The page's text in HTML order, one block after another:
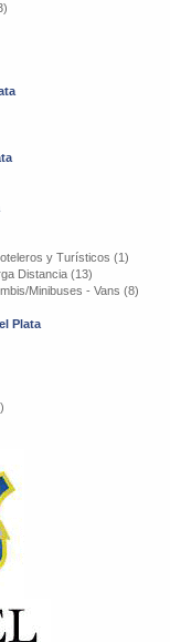
y Turísticos (1)
Distancia (13)
Minibuses - Vans (8)
Plata